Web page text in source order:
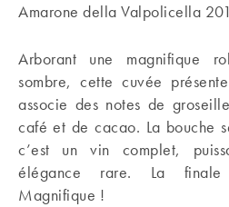
Amarone della Valpolicella
Arborant une magnifique
sombre, cette cuvée
associe des notes de
café et de cacao. La bouche
c’est un vin complet,
élégance rare. La finale
Magnifique !